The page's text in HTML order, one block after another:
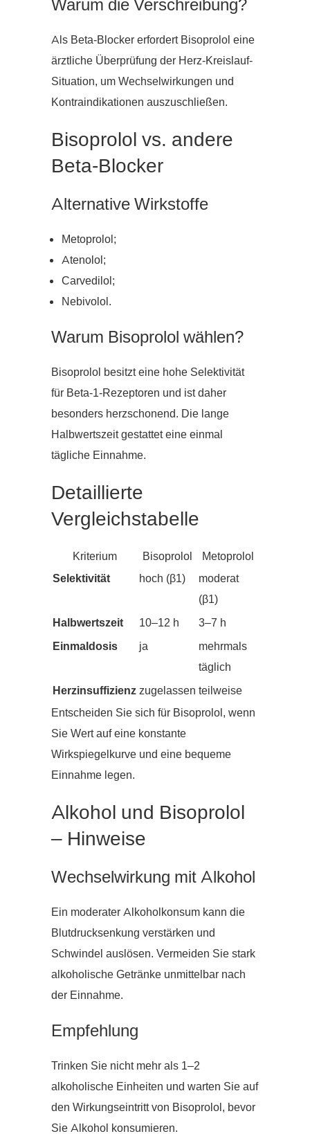
Warum die Verschreibung?
Als Beta-Blocker erfordert Bisoprolol eine
ärztliche Überprüfung der Herz-Kreislauf-
Situation, um Wechselwirkungen und
Kontraindikationen auszuschließen.
Bisoprolol vs. andere
Beta-Blocker
Alternative Wirkstoffe
Metoprolol;
Atenolol;
Carvedilol;
Nebivolol.
Warum Bisoprolol wählen?
Bisoprolol besitzt eine hohe Selektivität
für Beta-1-Rezeptoren und ist daher
besonders herzschonend. Die lange
Halbwertszeit gestattet eine einmal
tägliche Einnahme.
Detaillierte
Vergleichstabelle
Kriterium Bisoprolol
Metoprolol
Selektivität
hoch (β1)
moderat
(β1)
Halbwertszeit
10–12 h
3–7 h
Einmaldosis
ja
mehrmals
täglich
Herzinsuffizienzzugelassen teilweise
Entscheiden Sie sich für Bisoprolol, wenn
Sie Wert auf eine konstante
Wirkspiegelkurve und eine bequeme
Einnahme legen.
Alkohol und Bisoprolol
– Hinweise
Wechselwirkung mit Alkohol
Ein moderater Alkoholkonsum kann die
Blutdrucksenkung verstärken und
Schwindel auslösen. Vermeiden Sie stark
alkoholische Getränke unmittelbar nach
der Einnahme.
Empfehlung
Trinken Sie nicht mehr als 1–2
alkoholische Einheiten und warten Sie auf
den Wirkungseintritt von Bisoprolol, bevor
Sie Alkohol konsumieren.